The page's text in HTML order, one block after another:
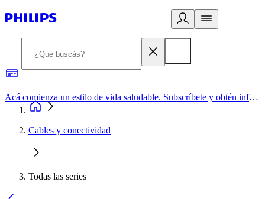
Acá comienza un estilo de vida saludable. Subscríbete y obtén información de primera mano
Cables y conectividad
Todas las series